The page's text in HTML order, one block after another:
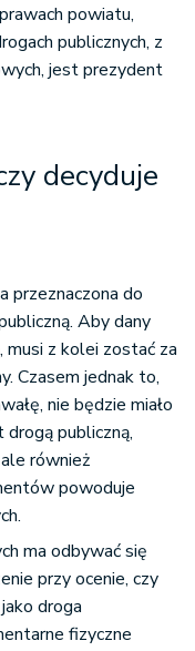
powiatu,
publicznych, z
jest prezydent
decyduje
przeznaczona do
Aby dany
musi z kolei zostać za
Czasem jednak to,
nie będzie miało
drogą publiczną,
również
powoduje
ma odbywać się
przy ocenie, czy
droga
fizyczne